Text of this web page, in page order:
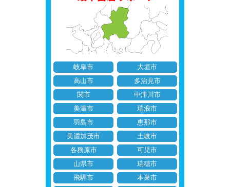
岐阜市
大垣市
高山市
多治見市
関市
中津川市
美濃市
瑞浪市
羽島市
恵那市
美濃加茂市
土岐市
各務原市
可児市
山県市
瑞穂市
飛騨市
本巣市